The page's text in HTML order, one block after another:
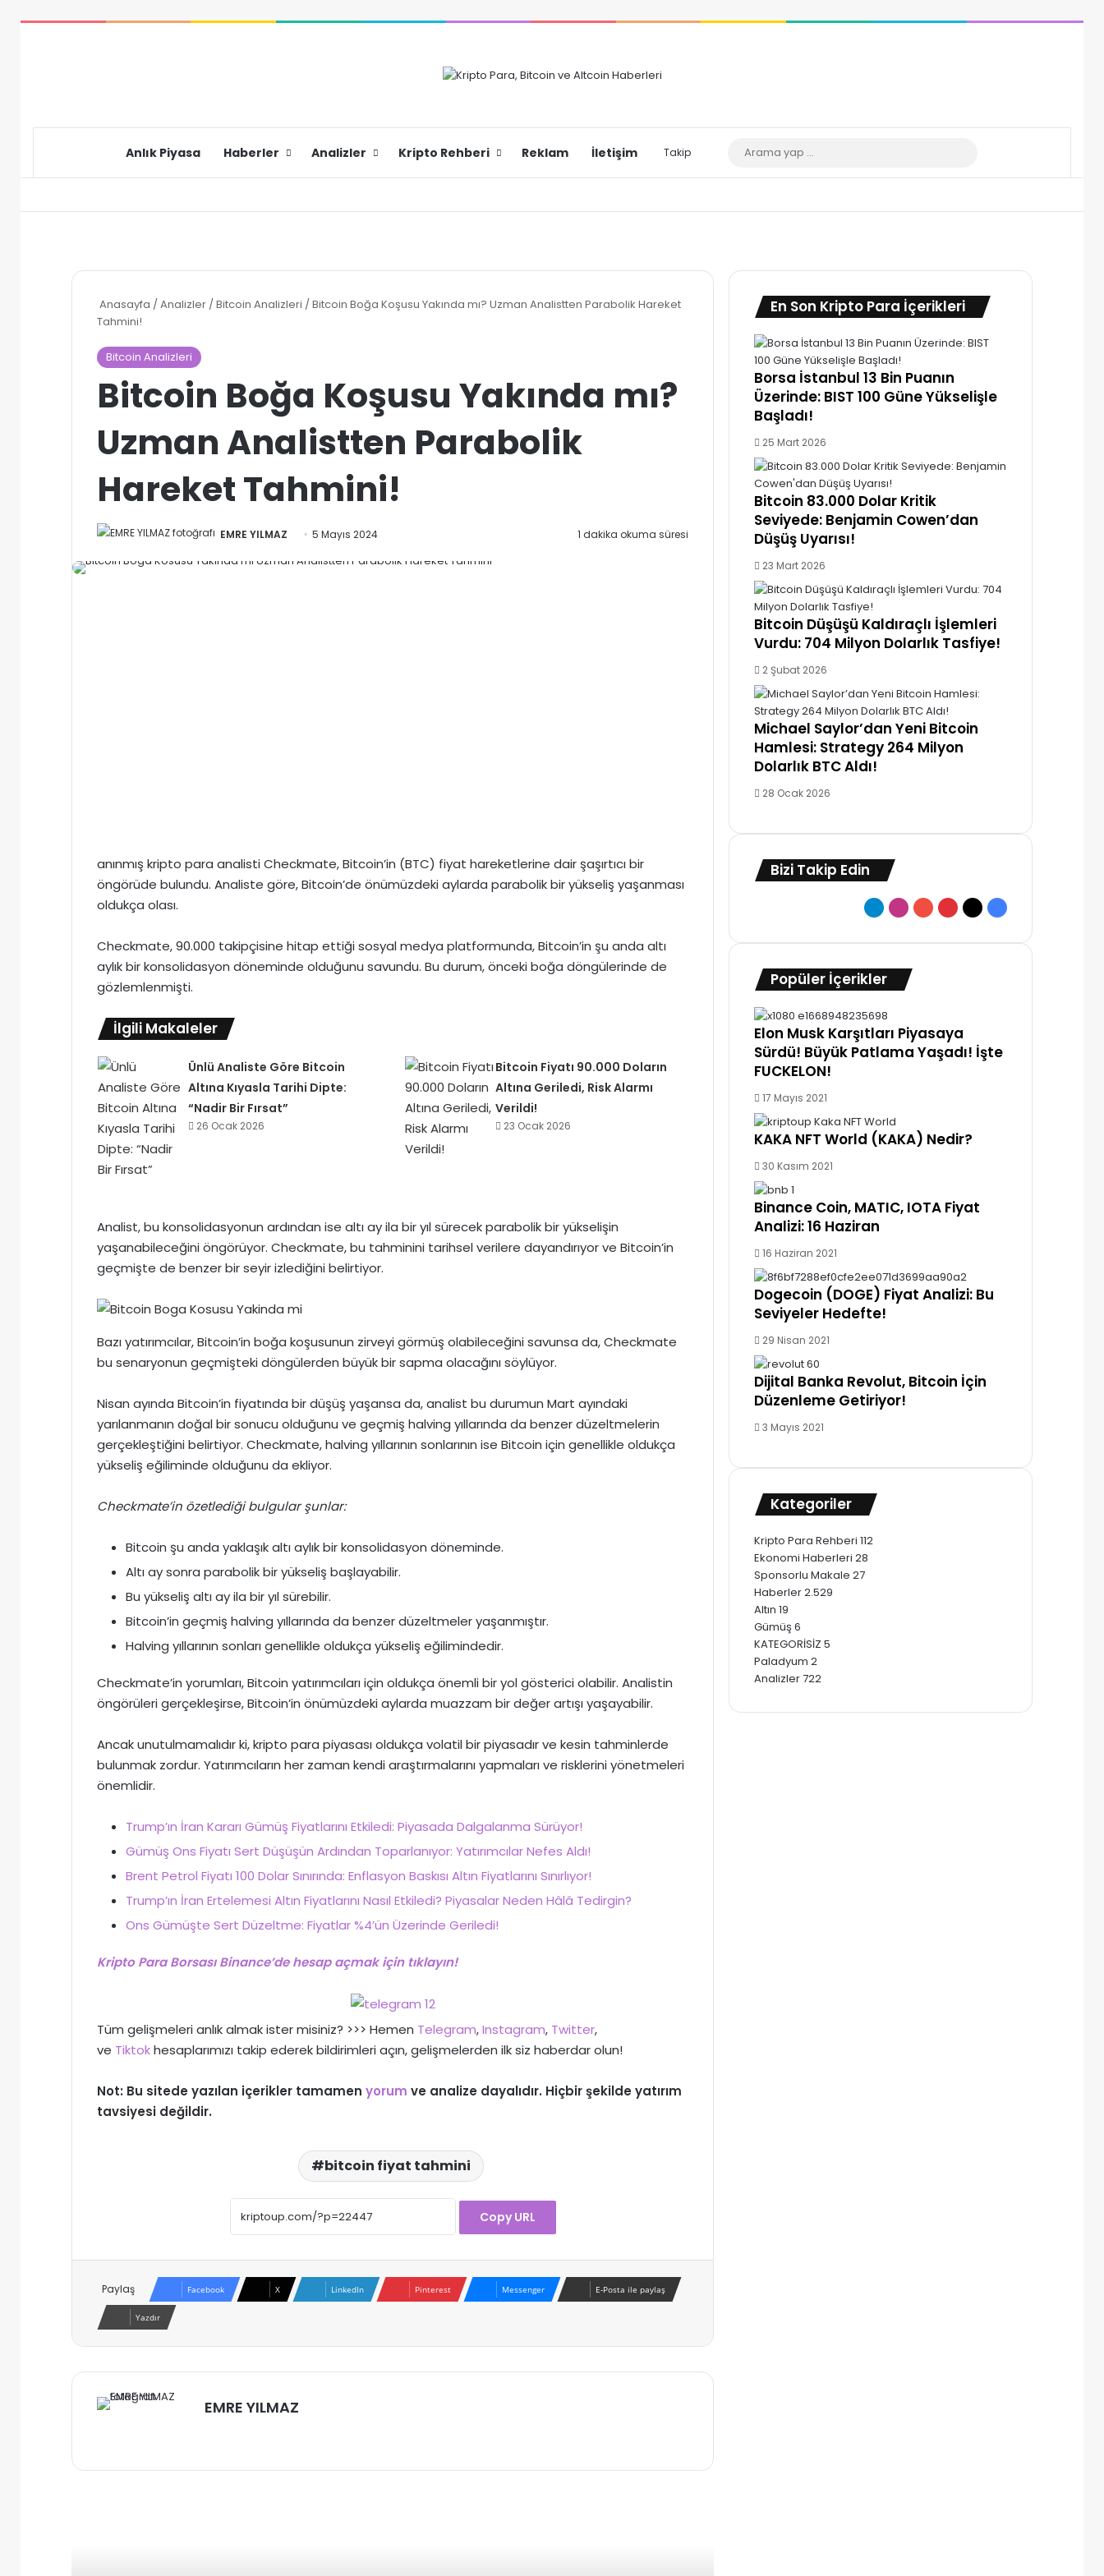
Anlık Piyasa Haberler Analizler Kripto Rehberi Reklam İletişim Takip Dış görünümü değiştir
yap
...
Anasayfa /Analizler /Bitcoin Analizleri /Bitcoin Boğa Koşusu Yakında mı? Uzman Analistten Parabolik Hareket
Tahmini!
Bitcoin Analizleri
Bitcoin Boğa Koşusu Yakında mı?
Uzman Analistten Parabolik
Hareket Tahmini!
EMRE YILMAZ 5 Mayıs 2024 1 dakika okuma süresi
anınmış kripto para analisti Checkmate, Bitcoin’in (BTC) fiyat hareketlerine dair şaşırtıcı bir
öngörüde bulundu. Analiste göre, Bitcoin’de önümüzdeki aylarda parabolik bir yükseliş yaşanması
oldukça olası.
Checkmate, 90.000 takipçisine hitap ettiği sosyal medya platformunda, Bitcoin’in şu anda altı
aylık bir konsolidasyon döneminde olduğunu savundu. Bu durum, önceki boğa döngülerinde de
gözlemlenmişti.
İlgili Makaleler
Ünlü Analiste Göre Bitcoin
Altına Kıyasla Tarihi Dipte:
“Nadir Bir Fırsat”
26 Ocak 2026
Bitcoin Fiyatı 90.000 Doların
Altına Geriledi, Risk Alarmı
Verildi!
23 Ocak 2026
Analist, bu konsolidasyonun ardından ise altı ay ila bir yıl sürecek parabolik bir yükselişin
yaşanabileceğini öngörüyor. Checkmate, bu tahminini tarihsel verilere dayandırıyor ve Bitcoin’in
geçmişte de benzer bir seyir izlediğini belirtiyor.
Bazı yatırımcılar, Bitcoin’in boğa koşusunun zirveyi görmüş olabileceğini savunsa da, Checkmate
bu senaryonun geçmişteki döngülerden büyük bir sapma olacağını söylüyor.
Nisan ayında Bitcoin’in fiyatında bir düşüş yaşansa da, analist bu durumun Mart ayındaki
yarılanmanın doğal bir sonucu olduğunu ve geçmiş halving yıllarında da benzer düzeltmelerin
gerçekleştiğini belirtiyor. Checkmate, halving yıllarının sonlarının ise Bitcoin için genellikle oldukça
yükseliş eğiliminde olduğunu da ekliyor.
Checkmate’in özetlediği bulgular şunlar:
Bitcoin şu anda yaklaşık altı aylık bir konsolidasyon döneminde.
Altı ay sonra parabolik bir yükseliş başlayabilir.
Bu yükseliş altı ay ila bir yıl sürebilir.
Bitcoin’in geçmiş halving yıllarında da benzer düzeltmeler yaşanmıştır.
Halving yıllarının sonları genellikle oldukça yükseliş eğilimindedir.
Checkmate’in yorumları, Bitcoin yatırımcıları için oldukça önemli bir yol gösterici olabilir. Analistin
öngörüleri gerçekleşirse, Bitcoin’in önümüzdeki aylarda muazzam bir değer artışı yaşayabilir.
Ancak unutulmamalıdır ki, kripto para piyasası oldukça volatil bir piyasadır ve kesin tahminlerde
bulunmak zordur. Yatırımcıların her zaman kendi araştırmalarını yapmaları ve risklerini yönetmeleri
önemlidir.
Trump’ın İran Kararı Gümüş Fiyatlarını Etkiledi: Piyasada Dalgalanma Sürüyor!
Gümüş Ons Fiyatı Sert Düşüşün Ardından Toparlanıyor: Yatırımcılar Nefes Aldı!
Brent Petrol Fiyatı 100 Dolar Sınırında: Enflasyon Baskısı Altın Fiyatlarını Sınırlıyor!
Trump’ın İran Ertelemesi Altın Fiyatlarını Nasıl Etkiledi? Piyasalar Neden Hâlâ Tedirgin?
Ons Gümüşte Sert Düzeltme: Fiyatlar %4’ün Üzerinde Geriledi!
Kripto Para Borsası Binance’de hesap açmak için tıklayın!
Tüm gelişmeleri anlık almak ister misiniz? >>> Hemen Telegram,Instagram, Twitter,
ve Tiktokhesaplarımızı takip ederek bildirimleri açın, gelişmelerden ilk siz haberdar olun!
Not: Bu sitede yazılan içerikler tamamen yorum ve analize dayalıdır. Hiçbir şekilde yatırım
tavsiyesi değildir.
bitcoin fiyat tahmini
Copy URL
Paylaş Facebook X LinkedIn Pinterest Messenger E-Posta ile paylaş
Yazdır
EMRE YILMAZ
100.000 Dolar Hedefi Yakın Olabilir!
En Son Kripto Para İçerikleri
Borsa İstanbul 13 Bin Puanın
Üzerinde: BIST 100 Güne Yükselişle
Başladı!
25 Mart 2026
Bitcoin 83.000 Dolar Kritik
Seviyede: Benjamin Cowen’dan
Düşüş Uyarısı!
23 Mart 2026
Bitcoin Düşüşü Kaldıraçlı İşlemleri
Vurdu: 704 Milyon Dolarlık Tasfiye!
2 Şubat 2026
Michael Saylor’dan Yeni Bitcoin
Hamlesi: Strategy 264 Milyon
Dolarlık BTC Aldı!
28 Ocak 2026
Bizi Takip Edin
Facebook
Pinterest
YouTube
Instagram
Telegram
Popüler İçerikler
Elon Musk Karşıtları Piyasaya
Sürdü! Büyük Patlama Yaşadı! İşte
FUCKELON!
17 Mayıs 2021
KAKA NFT World (KAKA) Nedir?
30 Kasım 2021
Binance Coin, MATIC, IOTA Fiyat
Analizi: 16 Haziran
16 Haziran 2021
Dogecoin (DOGE) Fiyat Analizi: Bu
Seviyeler Hedefte!
29 Nisan 2021
Dijital Banka Revolut, Bitcoin İçin
Düzenleme Getiriyor!
3 Mayıs 2021
Kategoriler
Kripto Para Rehberi 112
Ekonomi Haberleri 28
Sponsorlu Makale 27
Haberler2.529
Altın 19
Gümüş 6
KATEGORİSİZ 5
Paladyum 2
Analizler722